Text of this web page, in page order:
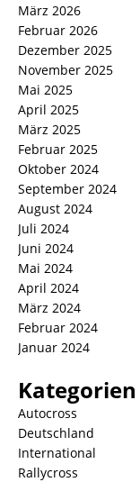
März 2026
Februar 2026
Dezember 2025
November 2025
Mai 2025
April 2025
März 2025
Februar 2025
Oktober 2024
September 2024
August 2024
Juli 2024
Juni 2024
Mai 2024
April 2024
März 2024
Februar 2024
Januar 2024
Kategorien
Autocross
Deutschland
International
Rallycross